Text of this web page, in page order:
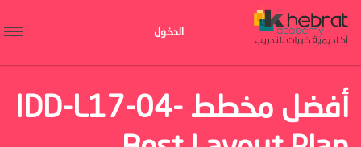
الدخول
أفضل مخطط IDD-L17-04-